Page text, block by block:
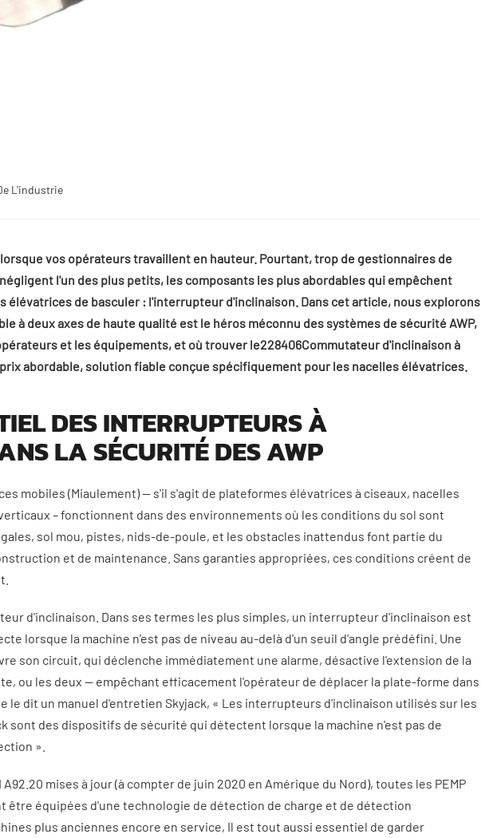
L'industrie
vos opérateurs travaillent en hauteur. Pourtant, trop de gestionnaires de
l'un des plus petits, les composants les plus abordables qui empêchent
de basculer : l'interrupteur d'inclinaison. Dans cet article, nous explorons
à deux axes de haute qualité est le héros méconnu des systèmes de sécurité AWP,
et les équipements, et où trouver le228406Commutateur d'inclinaison à
abordable, solution fiable conçue spécifiquement pour les nacelles élévatrices.
DES INTERRUPTEURS À
LA SÉCURITÉ DES AWP
mobiles (Miaulement) — s'il s'agit de plateformes élévatrices à ciseaux, nacelles
– fonctionnent dans des environnements où les conditions du sol sont
sol mou, pistes, nids-de-poule, et les obstacles inattendus font partie du
et de maintenance. Sans garanties appropriées, ces conditions créent de
d'inclinaison. Dans ses termes les plus simples, un interrupteur d'inclinaison est
lorsque la machine n'est pas de niveau au-delà d'un seuil d'angle prédéfini. Une
son circuit, qui déclenche immédiatement une alarme, désactive l'extension de la
ou les deux — empêchant efficacement l'opérateur de déplacer la plate-forme dans
le dit un manuel d'entretien Skyjack, « Les interrupteurs d'inclinaison utilisés sur les
sont des dispositifs de sécurité qui détectent lorsque la machine n'est pas de
»
mises à jour (à compter de juin 2020 en Amérique du Nord), toutes les PEMP
être équipées d'une technologie de détection de charge et de détection
plus anciennes encore en service, Il est tout aussi essentiel de garder